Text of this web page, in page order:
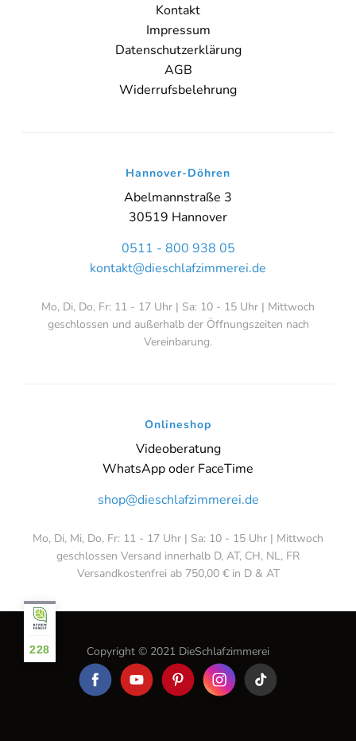
Kontakt
Impressum
Datenschutzerklärung
AGB
Widerrufsbelehrung
Hannover-Döhren
Abelmannstraße 3
30519 Hannover
0511 - 800 938 05
kontakt@dieschlafzimmerei.de
Mo, Di, Do, Fr: 11 - 17 Uhr | Sa: 10 - 15 Uhr | Mittwoch
geschlossen und außerhalb der Öffnungszeiten nach
Vereinbarung.
Onlineshop
Videoberatung
WhatsApp oder FaceTime
shop@dieschlafzimmerei.de
Mo, Di, Mi, Do, Fr: 11 - 17 Uhr | Sa: 10 - 15 Uhr | Mittwoch
geschlossen Versand innerhalb D, AT, CH, NL, FR
Versandkostenfrei ab 750,00 € in D & AT
Copyright © 2021 DieSchlafzimmerei
228